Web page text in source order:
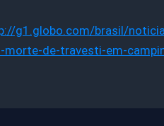
g1.globo.com/brasil/
morte-de-travesti-em-